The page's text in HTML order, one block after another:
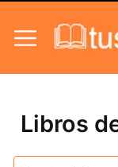
Libros